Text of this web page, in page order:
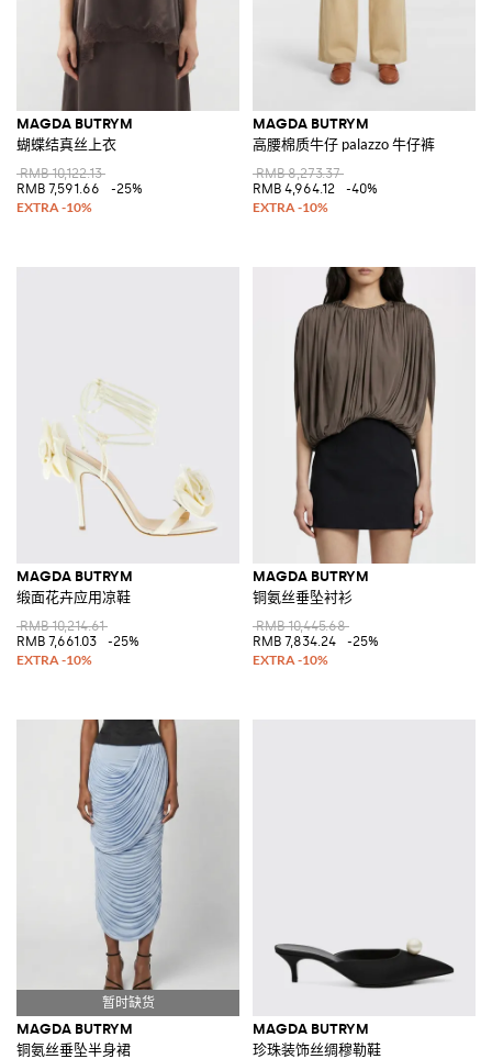
MAGDA BUTRYM
蝴蝶结真丝上衣
RMB 10,122.13
RMB 7,591.66
-25%
MAGDA BUTRYM
高腰棉质牛仔 palazzo 牛仔裤
RMB 8,273.37
RMB 4,964.12
-40%
MAGDA BUTRYM
缎面花卉应用凉鞋
RMB 10,214.61
RMB 7,661.03
-25%
MAGDA BUTRYM
铜氨丝垂坠衬衫
RMB 10,445.68
RMB 7,834.24
-25%
MAGDA BUTRYM
铜氨丝垂坠半身裙
MAGDA BUTRYM
珍珠装饰丝绸穆勒鞋